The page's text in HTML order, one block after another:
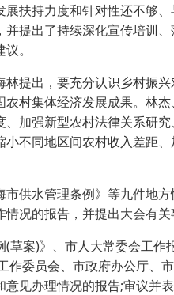
扶持力度和针对性还不够、
提出了持续深化宣传培训
。
提出，要充分认识乡村振
村集体经济发展成果。林杰
加强新型农村法律关系研究
不同地区间农村收入差距
供水管理条例》等九件地
况的报告，并提出大会有关
草案)》、市人大常委会工作
作委员会、市政府办公厅、
见办理情况的报告;审议并